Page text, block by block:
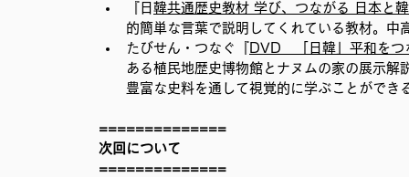
『日 韓共通歴史教材 学び、つながる 日本と
的簡単な言葉で説明してくれている教材。中
たびせん・つなぐ『
DVD　「日韓」平和を
ある植民地歴史博物館とナヌムの家の展示
豊富な史料を通して視覚的に学ぶことができ
==============
次回について
==============